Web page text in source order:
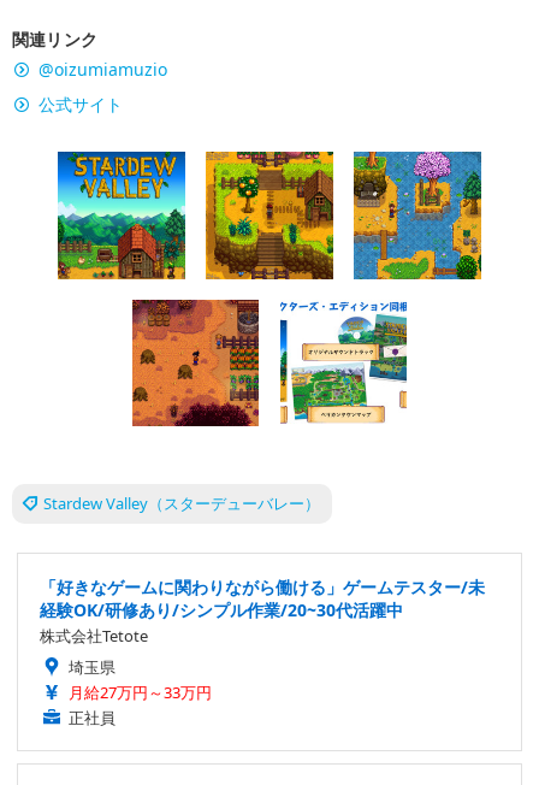
関連リンク
@oizumiamuzio
公式サイト
Stardew Valley（スターデューバレー）
「好きなゲームに関わりながら働ける」ゲームテスター/未
経験OK/研修あり/シンプル作業/20~30代活躍中
株式会社Tetote
埼玉県
月給27万円～33万円
正社員